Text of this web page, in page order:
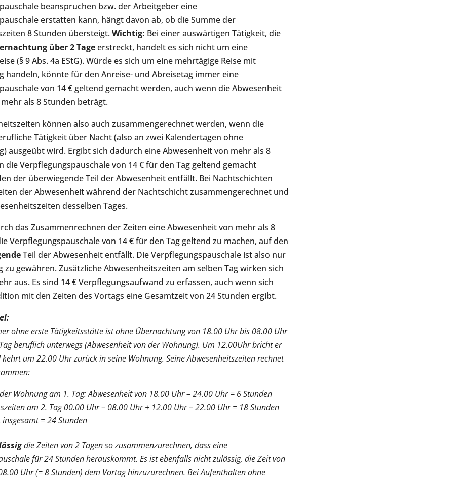
beanspruchen bzw. der Arbeitgeber eine
erstatten kann, hängt davon ab, ob die Summe der
8 Stunden übersteigt. Wichtig: Bei einer auswärtigen Tätigkeit, die
über 2 Tageerstreckt, handelt es sich nicht um eine
(§ 9 Abs. 4a EStG). Würde es sich um eine mehrtägige Reise mit
handeln, könnte für den Anreise- und Abreisetag immer eine
von 14 € geltend gemacht werden, auch wenn die Abwesenheit
als 8 Stunden beträgt.
können also auch zusammengerechnet werden, wenn die
Tätigkeit über Nacht (also an zwei Kalendertagen ohne
ausgeübt wird. Ergibt sich dadurch eine Abwesenheit von mehr als 8
die Verpflegungspauschale von 14 € für den Tag geltend gemacht
der überwiegende Teil der Abwesenheit entfällt. Bei Nachtschichten
der Abwesenheit während der Nachtschicht zusammengerechnet und
desselben Tages.
das Zusammenrechnen der Zeiten eine Abwesenheit von mehr als 8
Verpflegungspauschale von 14 € für den Tag geltend zu machen, auf den
Teil der Abwesenheit entfällt. Die Verpflegungspauschale ist also nur
zu gewähren. Zusätzliche Abwesenheitszeiten am selben Tag wirken sich
aus. Es sind 14 € Verpflegungsaufwand zu erfassen, auch wenn sich
mit den Zeiten des Vortags eine Gesamtzeit von 24 Stunden ergibt.
ohne erste Tätigkeitsstätte ist ohne Übernachtung von 18.00 Uhr bis 08.00 Uhr
beruflich unterwegs (Abwesenheit von der Wohnung). Um 12.00Uhr bricht er
um 22.00 Uhr zurück in seine Wohnung. Seine Abwesenheitszeiten rechnet
Wohnung am 1. Tag: Abwesenheit von 18.00 Uhr – 24.00 Uhr = 6 Stunden
am 2. Tag 00.00 Uhr – 08.00 Uhr + 12.00 Uhr – 22.00 Uhr = 18 Stunden
insgesamt = 24 Stunden
die Zeiten von 2 Tagen so zusammenzurechnen, dass eine
für 24 Stunden herauskommt. Es ist ebenfalls nicht zulässig, die Zeit von
Uhr (= 8 Stunden) dem Vortag hinzuzurechnen. Bei Aufenthalten ohne